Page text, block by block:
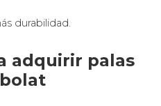
durabilidad.
adquirir palas